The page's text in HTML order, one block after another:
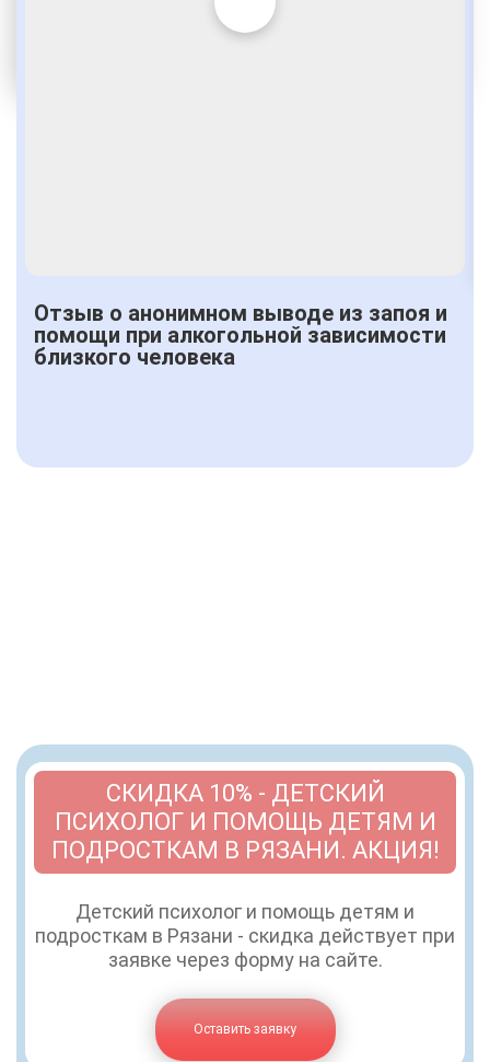
Комфортабельные палаты
Отзыв о анонимном выводе из запоя и
помощи при алкогольной зависимости
близкого человека
СКИДКА 10% - ДЕТСКИЙ
ПСИХОЛОГ И ПОМОЩЬ ДЕТЯМ И
ПОДРОСТКАМ В РЯЗАНИ. АКЦИЯ!
Детский психолог и помощь детям и
подросткам в Рязани - скидка действует при
заявке через форму на сайте.
Оставить заявку